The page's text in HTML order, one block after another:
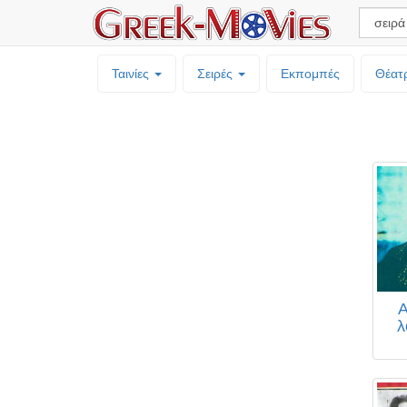
Ταινίες Σειρές Εκπομπές